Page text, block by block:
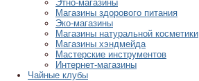
Этно-магазины
Магазины здорового питания
Эко-магазины
Магазины натуральной косметики
Магазины хэндмейда
Мастерские инструментов
Интернет-магазины
Чайные клубы